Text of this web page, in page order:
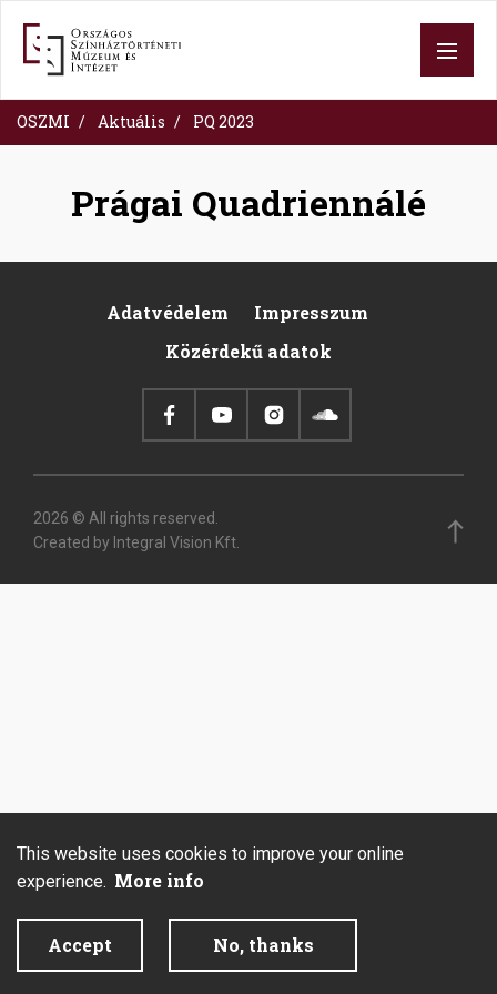
content
OSZMI Aktuális PQ 2023
Prágai Quadriennálé
Adatvédelem
Impresszum
Közérdekű adatok
2026 © All rights reserved.
Created by Integral Vision Kft.
This website uses cookies to improve your online
experience. More info
Accept No, thanks